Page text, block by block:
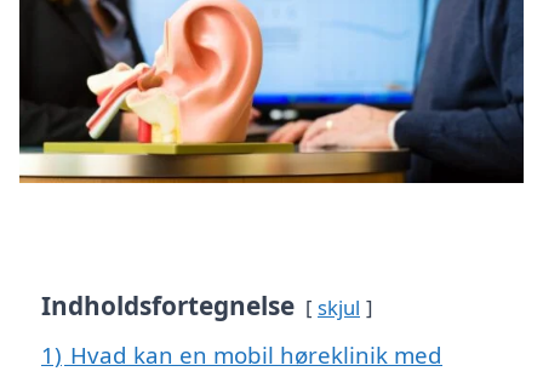
Indholdsfortegnelse skjul
1) Hvad kan en mobil høreklinik med